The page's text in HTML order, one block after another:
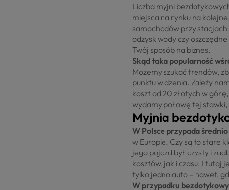
Liczba myjni
miejsca na rynku na
samochodów przy
odzysk wody czy
Twój sposób na biznes.
Skąd taka popularność
Możemy szukać trendów,
punktu widzenia. Zależy
koszt od 20 złotych w
wydamy połowę tej stawki,
Myjnia
W Polsce przypada
w Europie. Czy są to stare
jego pojazd był czysty i
kosztów, jak i czasu. I tutaj
tylko jedno auto – nawet,
W przypadku